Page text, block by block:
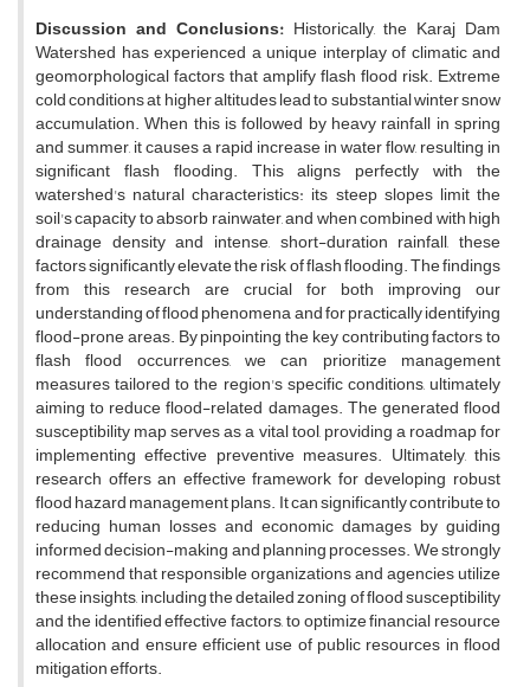
Discussion and Conclusions: Historically, the Karaj Dam
Watershed has experienced a unique interplay of climatic and
geomorphological factors that amplify flash flood risk. Extreme
cold conditions at higher altitudes lead to substantial winter snow
accumulation. When this is followed by heavy rainfall in spring
and summer, it causes a rapid increase in water flow, resulting in
significant flash flooding. This aligns perfectly with the
watershed's natural characteristics: its steep slopes limit the
soil's capacity to absorb rainwater, and when combined with high
drainage density and intense, short-duration rainfall, these
factors significantly elevate the risk of flash flooding. The findings
from this research are crucial for both improving our
understanding of flood phenomena and for practically identifying
flood-prone areas. By pinpointing the key contributing factors to
flash flood occurrences, we can prioritize management
measures tailored to the region's specific conditions, ultimately
aiming to reduce flood-related damages. The generated flood
susceptibility map serves as a vital tool, providing a roadmap for
implementing effective preventive measures. Ultimately, this
research offers an effective framework for developing robust
flood hazard management plans. It can significantly contribute to
reducing human losses and economic damages by guiding
informed decision-making and planning processes. We strongly
recommend that responsible organizations and agencies utilize
these insights, including the detailed zoning of flood susceptibility
and the identified effective factors, to optimize financial resource
allocation and ensure efficient use of public resources in flood
mitigation efforts.